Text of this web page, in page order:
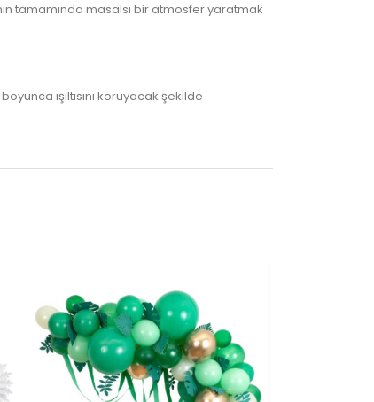
tamamında masalsı bir atmosfer yaratmak
ışıltısını koruyacak şekilde